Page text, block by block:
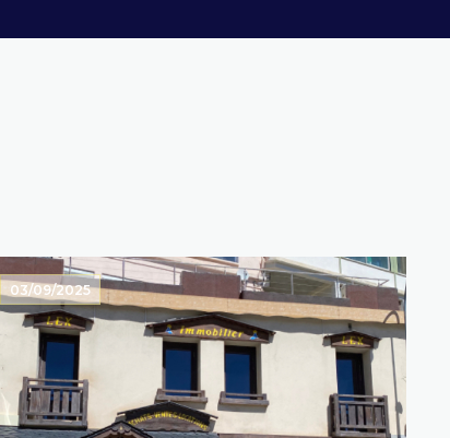
03/09/2025